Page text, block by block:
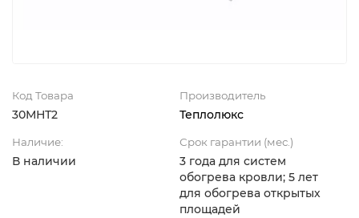
Код Товара
30МНТ2
Производитель
Теплолюкс
Наличие:
В наличии
Срок гарантии (мес.)
3 года для систем
обогрева кровли; 5 лет
для обогрева открытых
площадей